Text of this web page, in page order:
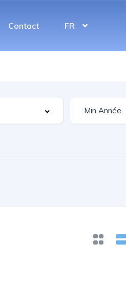
Contact FR